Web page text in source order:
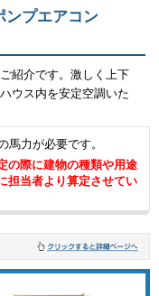
ンプエアコン
紹介です。激しく上下
ウス内を安定空調いた
馬力が必要です。
の際に建物の種類や用途
担当者より算定させてい